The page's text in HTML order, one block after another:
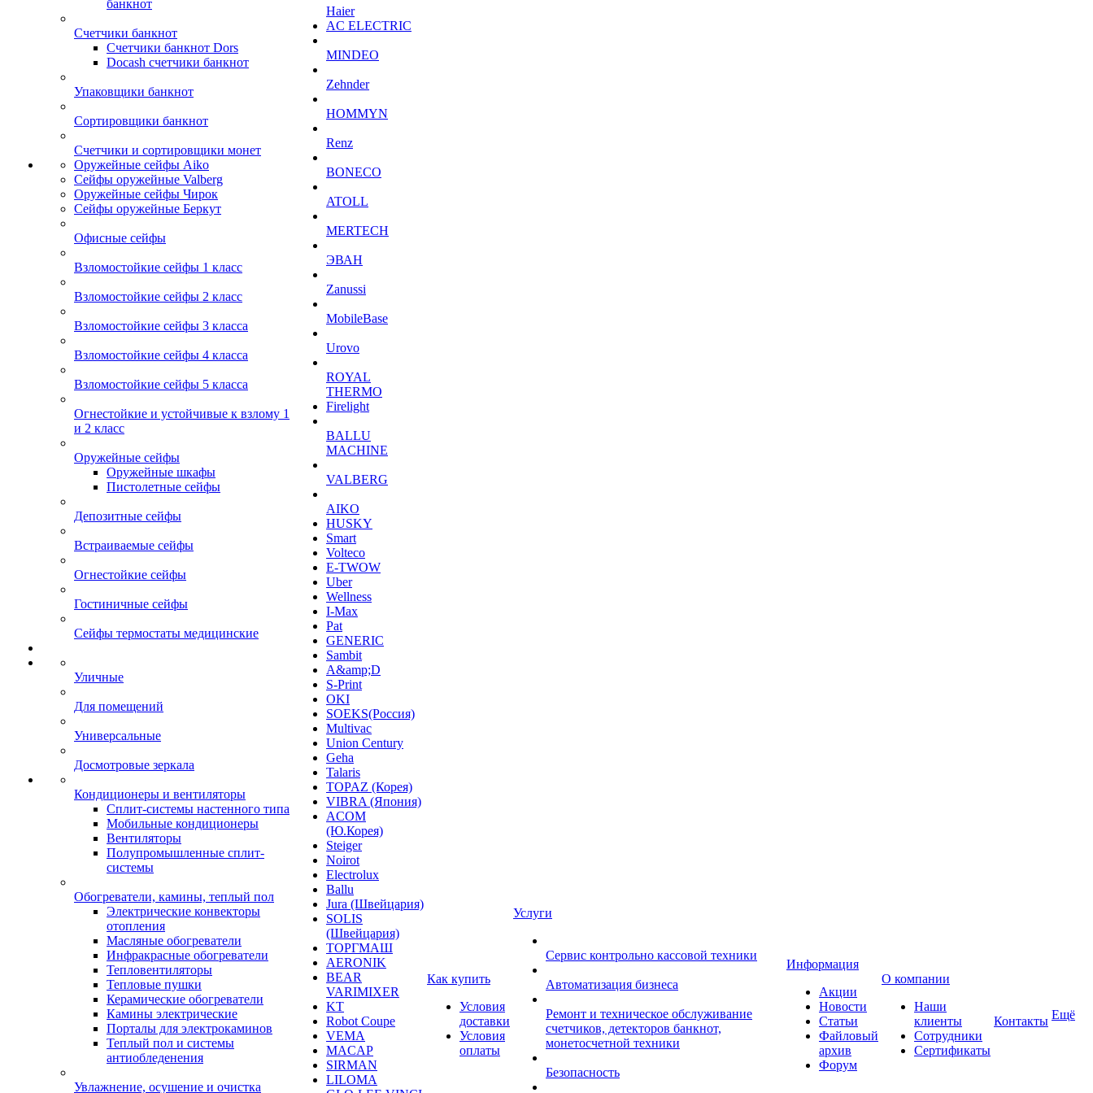
банкнот
Счетчики банкнот
Счетчики банкнот Dors
Docash счетчики банкнот
Упаковщики банкнот
Сортировщики банкнот
Счетчики и сортировщики монет
Оружейные сейфы Aiko
Сейфы оружейные Valberg
Оружейные сейфы Чирок
Сейфы оружейные Беркут
Офисные сейфы
Взломостойкие сейфы 1 класс
Взломостойкие сейфы 2 класс
Взломостойкие сейфы 3 класса
Взломостойкие сейфы 4 класса
Взломостойкие сейфы 5 класса
Огнестойкие и устойчивые к взлому 1
и 2 класс
Оружейные сейфы
Оружейные шкафы
Пистолетные сейфы
Депозитные сейфы
Встраиваемые сейфы
Огнестойкие сейфы
Гостиничные сейфы
Сейфы термостаты медицинские
Уличные
Для помещений
Универсальные
Досмотровые зеркала
Кондиционеры и вентиляторы
Сплит-системы настенного типа
Мобильные кондиционеры
Вентиляторы
Полупромышленные сплит-
системы
Обогреватели, камины, теплый пол
Электрические конвекторы
отопления
Масляные обогреватели
Инфракрасные обогреватели
Тепловентиляторы
Тепловые пушки
Керамические обогреватели
Камины электрические
Порталы для электрокаминов
Теплый пол и системы
антиобледенения
Увлажнение, осушение и очистка
Haier
AC ELECTRIC
MINDEO
Zehnder
HOMMYN
Renz
BONECO
ATOLL
MERTECH
ЭВАН
Zanussi
MobileBase
Urovo
ROYAL
THERMO
Firelight
BALLU
MACHINE
VALBERG
AIKO
HUSKY
Smart
Volteco
E-TWOW
Uber
Wellness
I-Max
Pat
GENERIC
Sambit
A&amp;D
S-Print
OKI
SOEKS(Россия)
Multivac
Union Century
Geha
Talaris
TOPAZ (Корея)
VIBRA (Япония)
ACOM
(Ю.Корея)
Steiger
Noirot
Electrolux
Ballu
Jura (Швейцария)
SOLIS
(Швейцария)
ТОРГМАШ
AERONIK
BEAR
VARIMIXER
KT
Robot Coupe
VEMA
MACAP
SIRMAN
LILOMA
Как купить
Условия
доставки
Условия
оплаты
Услуги
Сервис контрольно кассовой техники
Автоматизация бизнеса
Ремонт и техническое обслуживание
счетчиков, детекторов банкнот,
монетосчетной техники
Безопасность
Информация
Акции
Новости
Статьи
Файловый
архив
Форум
О компании
Наши
клиенты
Сотрудники
Сертификаты
Контакты Ещё